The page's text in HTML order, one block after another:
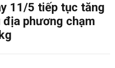
11/5 tiếp tục tăng
phương chạm